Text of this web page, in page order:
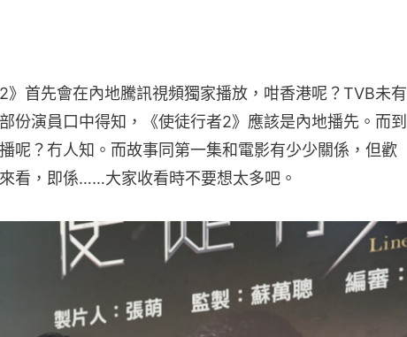
》首先會在內地騰訊視頻獨家播放，咁香港呢？TVB未有
份演員口中得知，《使徒行者2》應該是內地播先。而到
呢？冇人知。而故事同第一集和電影有少少關係，但歡
看，即係……大家收看時不要想太多吧。